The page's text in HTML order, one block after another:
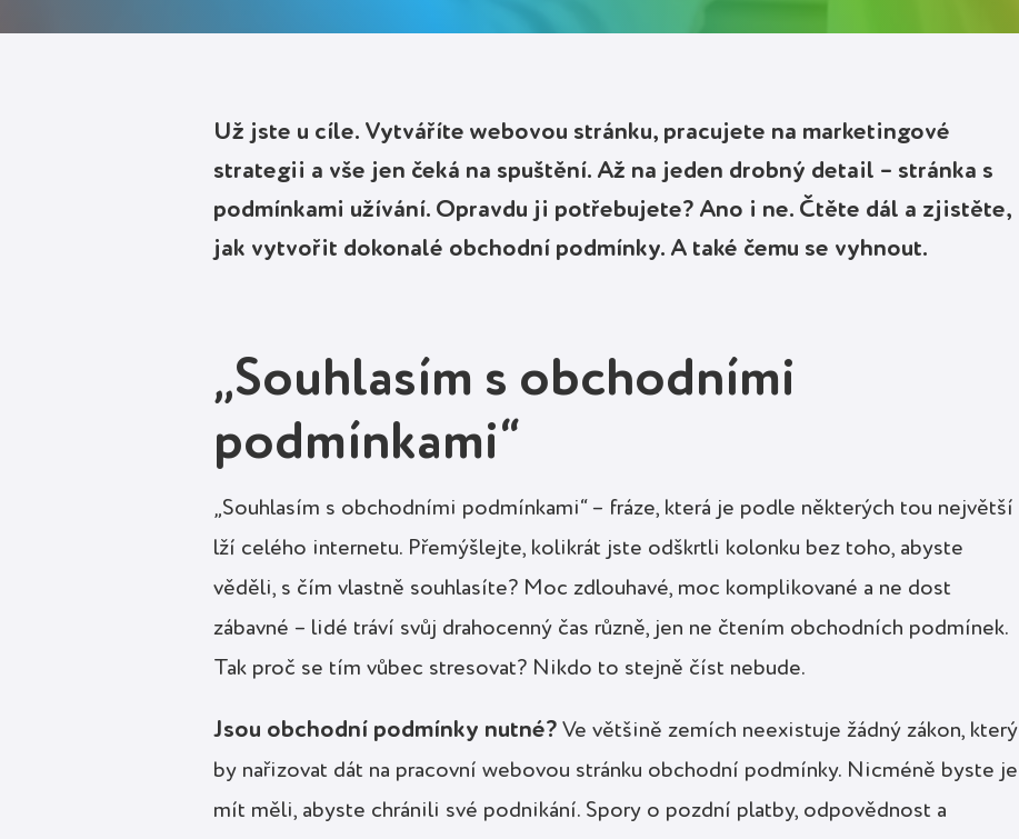
Už jste u cíle. Vytváříte webovou stránku, pracujete na marketingové
strategii a vše jen čeká na spuštění. Až na jeden drobný detail – stránka s
podmínkami užívání. Opravdu ji potřebujete? Ano i ne. Čtěte dál a zjistěte,
jak vytvořit dokonalé obchodní podmínky. A také čemu se vyhnout.
„Souhlasím s obchodními
podmínkami“
„Souhlasím s obchodními podmínkami“ – fráze, která je podle některých tou největší
lží celého internetu. Přemýšlejte, kolikrát jste odškrtli kolonku bez toho, abyste
věděli, s čím vlastně souhlasíte? Moc zdlouhavé, moc komplikované a ne dost
zábavné – lidé tráví svůj drahocenný čas různě, jen ne čtením obchodních podmínek.
Tak proč se tím vůbec stresovat? Nikdo to stejně číst nebude.
Jsou obchodní podmínky nutné? Ve většině zemích neexistuje žádný zákon, který
by nařizovat dát na pracovní webovou stránku obchodní podmínky. Nicméně byste je
mít měli, abyste chránili své podnikání. Spory o pozdní platby, odpovědnost a